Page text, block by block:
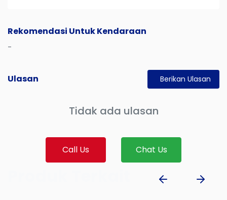
Rekomendasi Untuk Kendaraan
-
Ulasan Berikan Ulasan
Tidak ada ulasan
Call Us Chat Us